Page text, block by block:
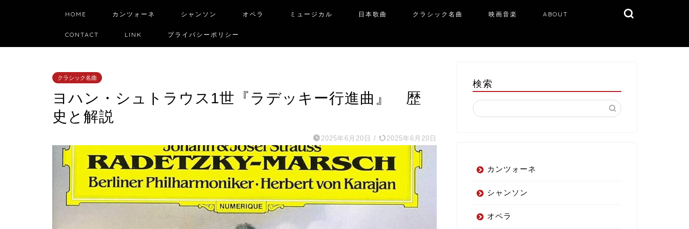
HOME カンツォーネ シャンソン オペラ ミュージカル 日本歌曲 クラシック名曲 映画音楽 ABOUT
CONTACT LINK プライバシーポリシー
クラシック名曲
ヨハン・シュトラウス1世『ラデッキー行進曲』 歴
史と解説
2025年6月20日 / 2025年6月20日
検索
カンツォーネ
シャンソン
オペラ